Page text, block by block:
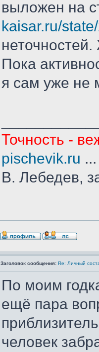
выложен на
kaisar.ru/
Пока
я сам уже не
Точность -
pischevik.ru
В. Лебедев,
Заголовок сообщения: Re: Личный
По моим
ещё пара
человек